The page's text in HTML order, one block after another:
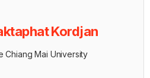
Kordjan
Chiang Mai University